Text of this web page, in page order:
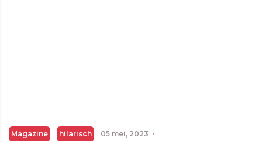
Magazine hilarisch 05 mei, 2023 ·